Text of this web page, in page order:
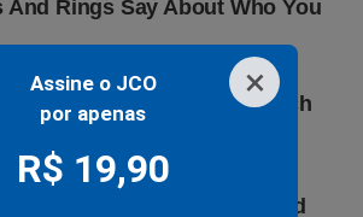
×
Assine o JCO
por apenas
R$ 19,90